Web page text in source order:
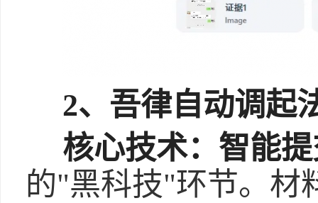
2、吾律自动调起
核心技术：智能
的"黑科技"环节。材